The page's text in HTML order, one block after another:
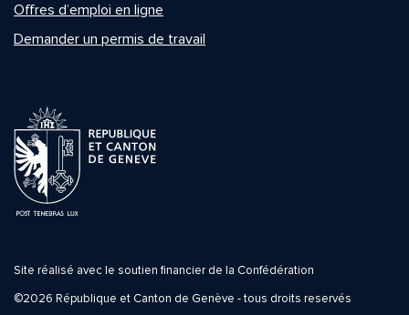
Offres d’emploi en ligne
Demander un permis de travail
Site réalisé avec le soutien financier de la Confédération
©2026 République et Canton de Genève - tous droits reservés